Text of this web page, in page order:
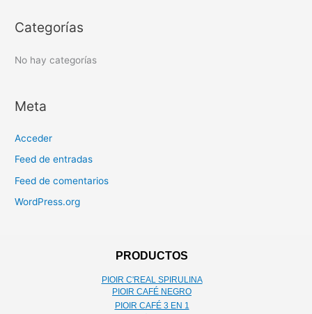
:
Categorías
No hay categorías
Meta
Acceder
Feed de entradas
Feed de comentarios
WordPress.org
PRODUCTOS
PIOIR C'REAL SPIRULINA
PIOIR CAFÉ NEGRO
PIOIR CAFÉ 3 EN 1